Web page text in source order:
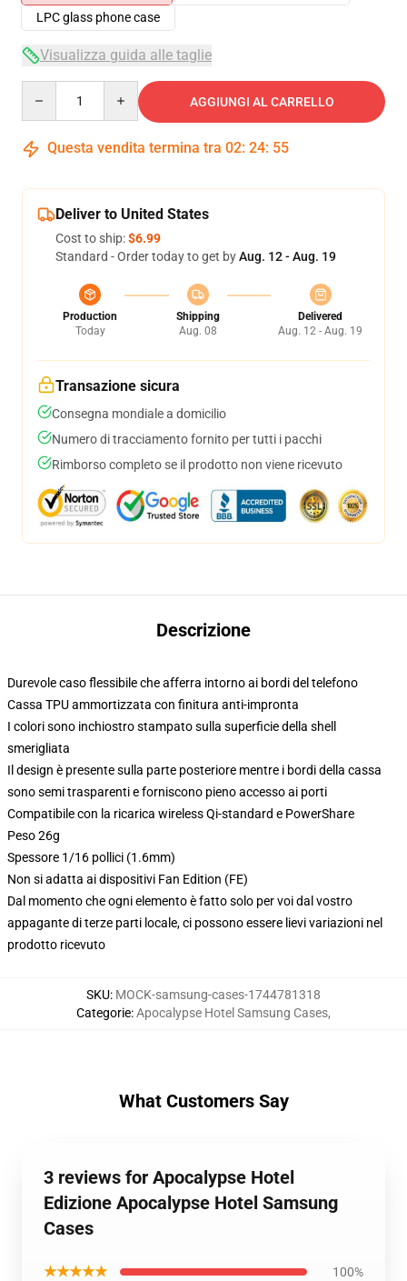
LPC glass phone case
Visualizza guida alle taglie
AGGIUNGI AL CARRELLO
Questa vendita termina tra 02: 24: 54
Deliver to United States
Cost to ship:$6.99
Standard - Order today to get byAug. 12 - Aug. 19
Production
Today
Shipping
Aug. 08
Delivered
Aug. 12 - Aug. 19
Transazione sicura
Consegna mondiale a domicilio
Numero di tracciamento fornito per tutti i pacchi
Rimborso completo se il prodotto non viene ricevuto
Descrizione
Durevole caso flessibile che afferra intorno ai bordi del telefono
Cassa TPU ammortizzata con finitura anti-impronta
I colori sono inchiostro stampato sulla superficie della shell
smerigliata
Il design è presente sulla parte posteriore mentre i bordi della cassa
sono semi trasparenti e forniscono pieno accesso ai porti
Compatibile con la ricarica wireless Qi-standard e PowerShare
Peso 26g
Spessore 1/16 pollici (1.6mm)
Non si adatta ai dispositivi Fan Edition (FE)
Dal momento che ogni elemento è fatto solo per voi dal vostro
appagante di terze parti locale, ci possono essere lievi variazioni nel
prodotto ricevuto
SKU: MOCK-samsung-cases-1744781318
Categorie:Apocalypse Hotel Samsung Cases,
What Customers Say
3 reviews for Apocalypse Hotel
Edizione Apocalypse Hotel Samsung
Cases
★★★★★ 100%